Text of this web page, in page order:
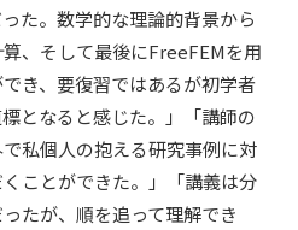
た。数学的な理論的背景から
、そして最後にFreeFEMを用
き、要復習ではあるが初学者
となると感じた。」「講師の
私個人の抱える研究事例に対
ことができた。」「講義は分
たが、順を追って理解でき